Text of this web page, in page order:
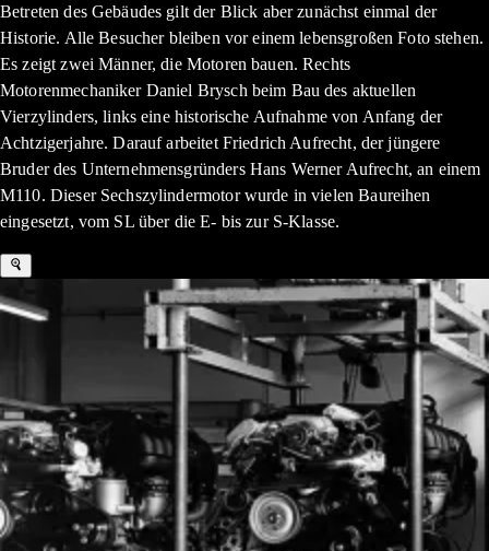
Betreten des Gebäudes gilt der Blick aber zunächst einmal der
Historie. Alle Besucher bleiben vor einem lebensgroßen Foto stehen.
Es zeigt zwei Männer, die Motoren bauen. Rechts
Motorenmechaniker Daniel Brysch beim Bau des aktuellen
Vierzylinders, links eine historische Aufnahme von Anfang der
Achtzigerjahre. Darauf arbeitet Friedrich Aufrecht, der jüngere
Bruder des Unternehmensgründers Hans Werner Aufrecht, an einem
M110. Dieser Sechszylindermotor wurde in vielen Baureihen
eingesetzt, vom SL über die E- bis zur S-Klasse.